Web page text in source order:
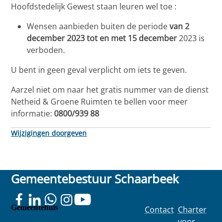
Hoofdstedelijk Gewest staan leuren wel toe :
Wensen aanbieden buiten de periodevan 2
december 2023 tot en met 15 december2023 is
verboden.
U bent in geen geval verplicht om iets te geven.
Aarzel niet om naar het gratis nummer van de dienst
Netheid & Groene Ruimten te bellen voor meer
informatie:0800/939 88
Wijzigingen doorgeven
Gemeentebestuur Schaarbeek
Gemeentehuis Contact Charter